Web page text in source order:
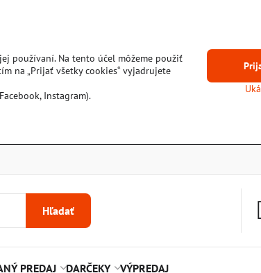
Hľadať
PREDAJ DARČEKY VÝPREDAJ
používaní. Na tento účel môžeme použiť
na „Prijať všetky cookies“ vyjadrujete
Instagram).